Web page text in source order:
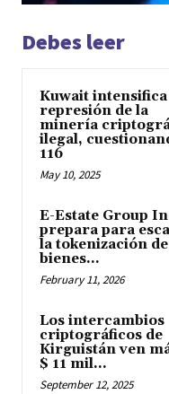
Debes leer
Kuwait
represión de la
minería
ilegal,
116
May 10, 2025
E-Estate Group
prepara para
la tokenización de
bienes...
February 11, 2026
Los intercambios
criptográficos de
Kirguistán ven
$ 11 mil...
September 12, 2025